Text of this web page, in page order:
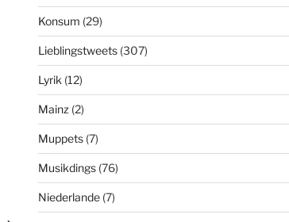
Nächster
Konsum (29)
Lieblingstweets(307)
Lyrik (12)
Mainz (2)
Muppets(7)
Musikdings(76)
Niederlande(7)